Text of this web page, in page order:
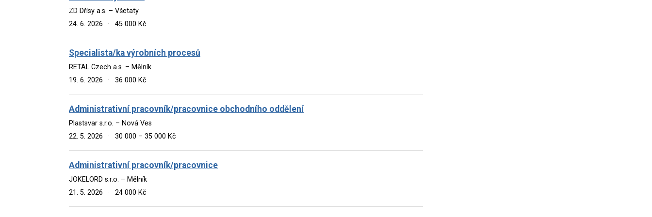
ZD Dřísy a.s. – Všetaty
24. 6. 2026
· 45 000 Kč
Specialista/ka výrobních procesů
RETAL Czech a.s. – Mělník
19. 6. 2026
· 36 000 Kč
Administrativní pracovník/pracovnice obchodního oddělení
Plastsvar s.r.o. – Nová Ves
22. 5. 2026
· 30 000 – 35 000 Kč
Administrativní pracovník/pracovnice
JOKELORD s.r.o. – Mělník
21. 5. 2026
· 24 000 Kč